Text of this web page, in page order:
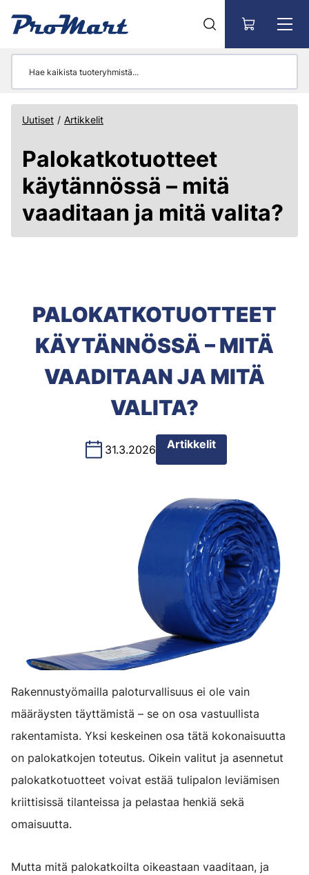
Uutiset / Artikkelit
Palokatkotuotteet
käytännössä – mitä
vaaditaan ja mitä valita?
PALOKATKOTUOTTEET
KÄYTÄNNÖSSÄ – MITÄ
VAADITAAN JA MITÄ
VALITA?
31.3.2026 Artikkelit
Rakennustyömailla paloturvallisuus ei ole vain
määräysten täyttämistä – se on osa vastuullista
rakentamista. Yksi keskeinen osa tätä kokonaisuutta
on palokatkojen toteutus. Oikein valitut ja asennetut
palokatkotuotteet voivat estää tulipalon leviämisen
kriittisissä tilanteissa ja pelastaa henkiä sekä
omaisuutta.
Mutta mitä palokatkoilta oikeastaan vaaditaan, ja